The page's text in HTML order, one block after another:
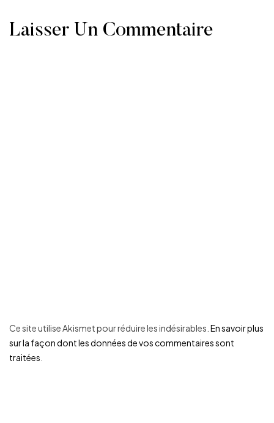
Laisser Un Commentaire
Ce site utilise Akismet pour réduire les indésirables. En savoir plus
sur la façon dont les données de vos commentaires sont
traitées